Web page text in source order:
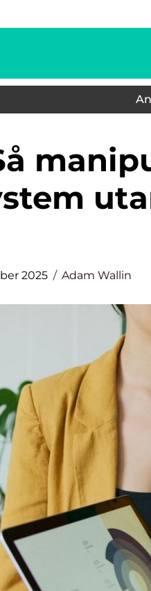
AI-
2025 Adam Wallin